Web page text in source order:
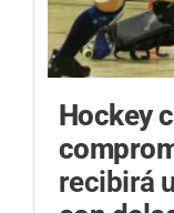
Hockey
recibirá